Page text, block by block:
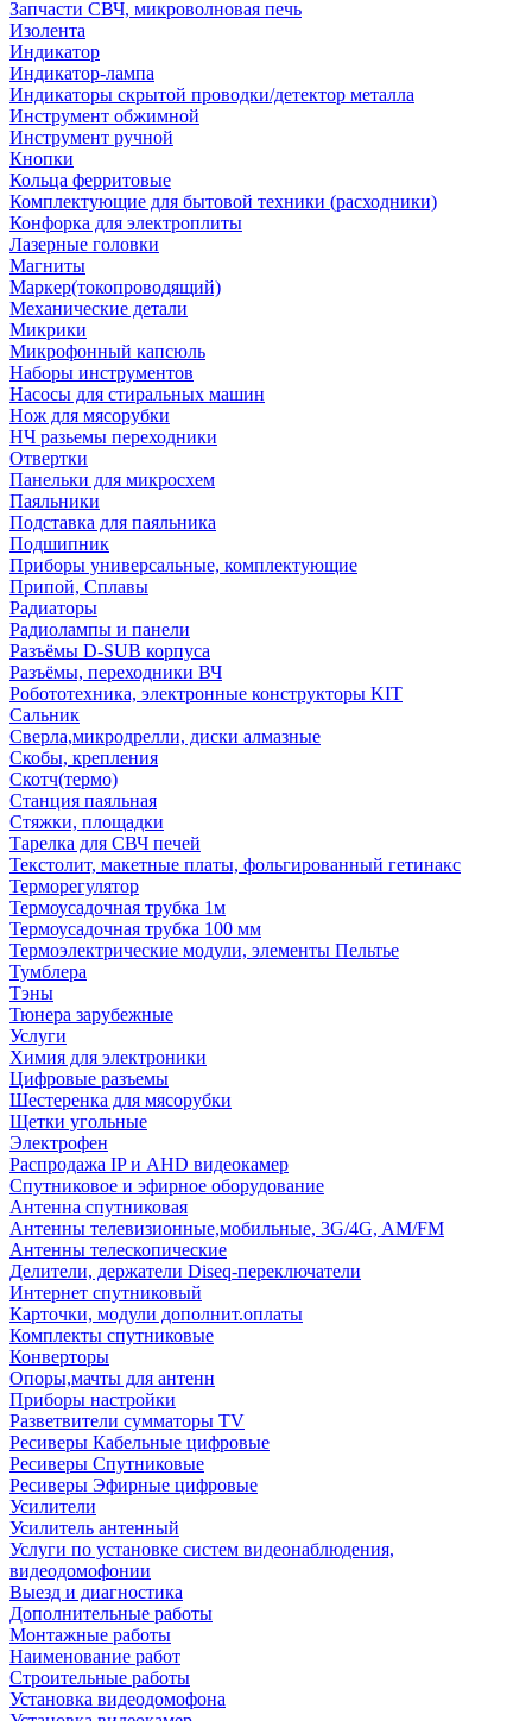
Запчасти СВЧ, микроволновая печь
Изолента
Индикатор
Индикатор-лампа
Индикаторы скрытой проводки/детектор металла
Инструмент обжимной
Инструмент ручной
Кнопки
Кольца ферритовые
Комплектующие для бытовой техники (расходники)
Конфорка для электроплиты
Лазерные головки
Магниты
Маркер(токопроводящий)
Механические детали
Микрики
Микрофонный капсюль
Наборы инструментов
Насосы для стиральных машин
Нож для мясорубки
НЧ разьемы переходники
Отвертки
Панельки для микросхем
Паяльники
Подставка для паяльника
Подшипник
Приборы универсальные, комплектующие
Припой, Сплавы
Радиаторы
Радиолампы и панели
Разъёмы D-SUB корпуса
Разъёмы, переходники ВЧ
Робототехника, электронные конструкторы KIT
Сальник
Сверла,микродрелли, диски алмазные
Скобы, крепления
Скотч(термо)
Станция паяльная
Стяжки, площадки
Тарелка для СВЧ печей
Текстолит, макетные платы, фольгированный гетинакс
Терморегулятор
Термоусадочная трубка 1м
Термоусадочная трубка 100 мм
Термоэлектрические модули, элементы Пельтье
Тумблера
Тэны
Тюнера зарубежные
Услуги
Химия для электроники
Цифровые разъемы
Шестеренка для мясорубки
Щетки угольные
Электрофен
Распродажа IP и AHD видеокамер
Спутниковое и эфирное оборудование
Антенна спутниковая
Антенны телевизионные,мобильные, 3G/4G, AM/FM
Антенны телескопические
Делители, держатели Diseq-переключатели
Интернет спутниковый
Карточки, модули дополнит.оплаты
Комплекты спутниковые
Конверторы
Опоры,мачты для антенн
Приборы настройки
Разветвители сумматоры TV
Ресиверы Кабельные цифровые
Ресиверы Спутниковые
Ресиверы Эфирные цифровые
Усилители
Усилитель антенный
Услуги по установке систем видеонаблюдения,
видеодомофонии
Выезд и диагностика
Дополнительные работы
Монтажные работы
Наименование работ
Строительные работы
Установка видеодомофона